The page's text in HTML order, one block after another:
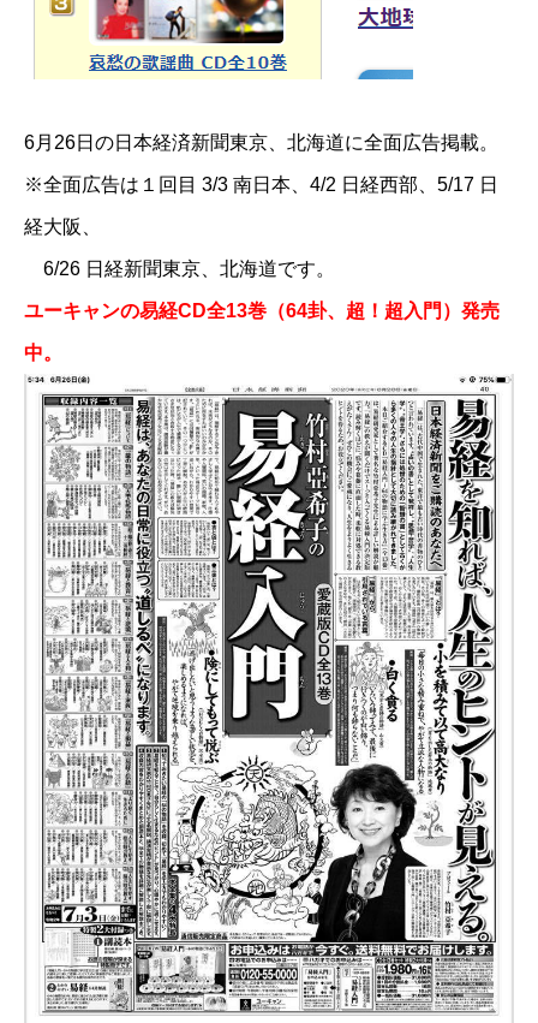
6月26日の日本経済新聞東京、北海道に全面広告掲載。
※全面広告は１回目 3/3 南日本、4/2 日経西部、5/17 日
経大阪、
6/26 日経新聞東京、北海道です。
ユーキャンの易経CD全13巻（64卦、超！超入門）発売
中。